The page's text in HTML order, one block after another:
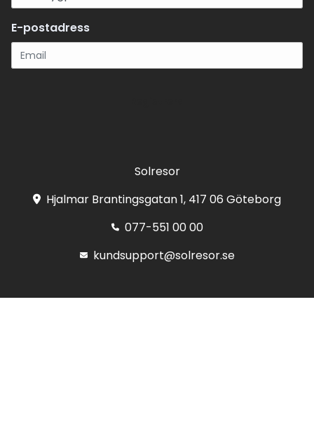
E-postadress
Solresor
Hjalmar Brantingsgatan 1, 417 06 Göteborg
077-551 00 00
kundsupport@solresor.se